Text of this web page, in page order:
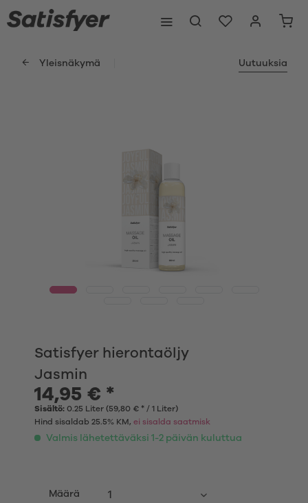
Yleisnäkymä Uutuuksia
Satisfyer hierontaöljy
Jasmin
14,95 € *
Sisältö: 0.25 Liter (59,80 € * / 1 Liter)
Hind sisaldab 25.5% KM, ei sisalda saatmisk
Valmis lähetettäväksi 1-2 päivän kuluttua
Määrä